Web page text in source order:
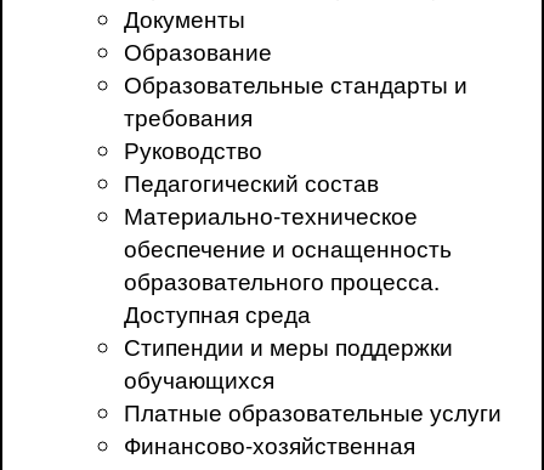
Документы
Образование
Образовательные стандарты и
требования
Руководство
Педагогический состав
Материально-техническое
обеспечение и оснащенность
образовательного процесса.
Доступная среда
Стипендии и меры поддержки
обучающихся
Платные образовательные услуги
Финансово-хозяйственная